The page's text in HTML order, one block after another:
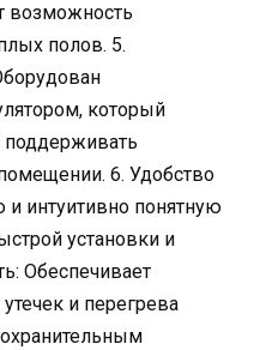
возможность
полов. 5.
который
поддерживать
6. Удобство
интуитивно понятную
установки и
Обеспечивает
и перегрева